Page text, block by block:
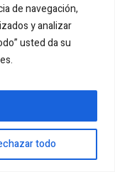
de navegación,
y analizar
usted da su
todo